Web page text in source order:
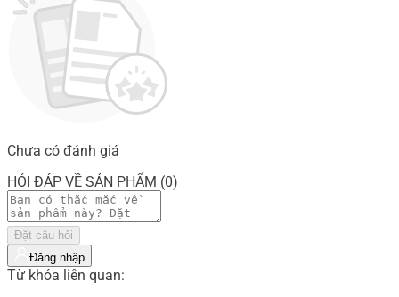
Chưa có đánh giá
HỎI ĐÁP VỀ SẢN PHẨM (0)
Đặt câu hỏi
Đăng nhập
Từ khóa liên quan: